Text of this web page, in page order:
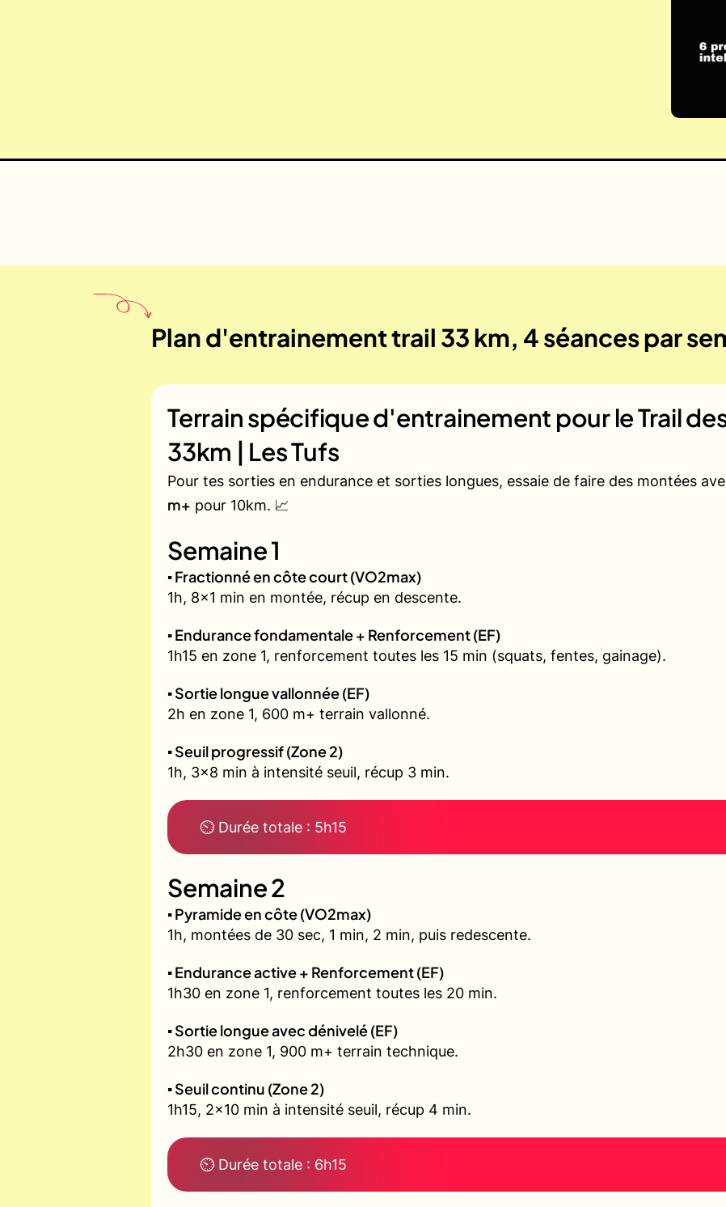
Plan d'entrainement trail 33 km, 4 séances par
Terrain spécifique d'entrainement pour leTrail
33km | Les Tufs
Pour tes sorties en endurance et sorties longues, essaie de faire des montées
m+ pour 10km. 📈
Semaine 1
▪️ Fractionné en côte court (VO2max)
1h, 8x1 min en montée, récup en descente.
▪️ Endurance fondamentale + Renforcement (EF)
1h15 en zone 1, renforcement toutes les 15 min (squats, fentes, gainage).
▪️ Sortie longue vallonnée (EF)
2h en zone 1, 600 m+ terrain vallonné.
▪️ Seuil progressif (Zone 2)
1h, 3x8 min à intensité seuil, récup 3 min.
⏲ Durée totale : 5h15
Semaine 2
▪️ Pyramide en côte (VO2max)
1h, montées de 30 sec, 1 min, 2 min, puis redescente.
▪️ Endurance active + Renforcement (EF)
1h30 en zone 1, renforcement toutes les 20 min.
▪️ Sortie longue avec dénivelé (EF)
2h30 en zone 1, 900 m+ terrain technique.
▪️ Seuil continu (Zone 2)
1h15, 2x10 min à intensité seuil, récup 4 min.
⏲ Durée totale : 6h15